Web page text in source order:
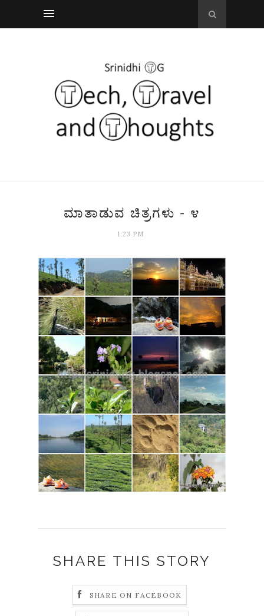
ಮಾತಾಡುವ ಚಿತ್ರಗಳು - ೪
1:23 PM
SHARE THIS STORY
SHARE ON FACEBOOK